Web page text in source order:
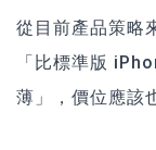
從目前產品策略
「比標準版
薄」，價位應該